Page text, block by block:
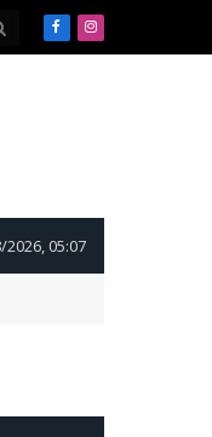
FacebookInstagram
05:07